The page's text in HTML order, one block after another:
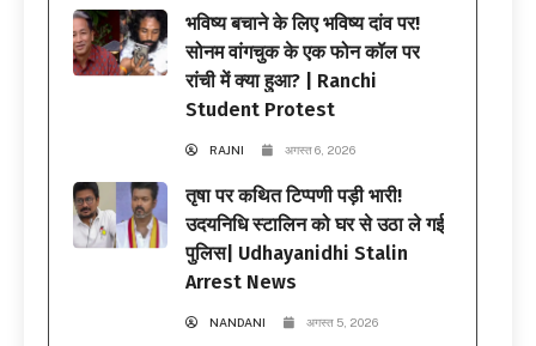
भविष्य बचाने के लिए भविष्य दांव पर!
सोनम वांगचुक के एक फोन कॉल पर
रांची में क्या हुआ? | Ranchi
Student Protest
RAJNI अगस्त 6, 2026
तृषा पर कथित टिप्पणी पड़ी भारी!
उदयनिधि स्टालिन को घर से उठा ले गई
पुलिस| Udhayanidhi Stalin
Arrest News
NANDANI अगस्त 5, 2026